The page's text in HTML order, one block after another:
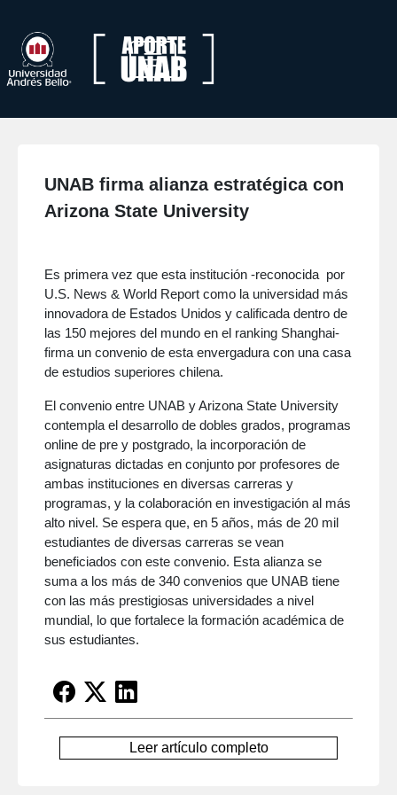
UNAB firma alianza estratégica con
Arizona State University
Es primera vez que esta institución -reconocida por
U.S. News & World Report como la universidad más
innovadora de Estados Unidos y calificada dentro de
las 150 mejores del mundo en el ranking Shanghai-
firma un convenio de esta envergadura con una casa
de estudios superiores chilena.
El convenio entre UNAB y Arizona State University
contempla el desarrollo de dobles grados, programas
online de pre y postgrado, la incorporación de
asignaturas dictadas en conjunto por profesores de
ambas instituciones en diversas carreras y
programas, y la colaboración en investigación al más
alto nivel. Se espera que, en 5 años, más de 20 mil
estudiantes de diversas carreras se vean
beneficiados con este convenio. Esta alianza se
suma a los más de 340 convenios que UNAB tiene
con las más prestigiosas universidades a nivel
mundial, lo que fortalece la formación académica de
sus estudiantes.
Leer artículo completo